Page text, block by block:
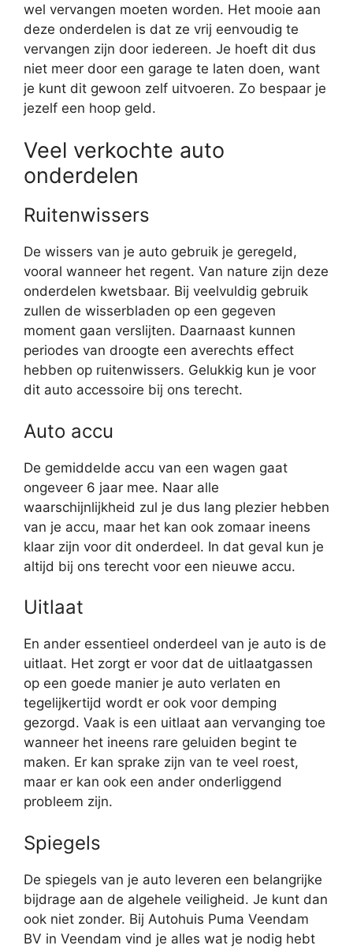
wel vervangen moeten worden. Het mooie aan
deze onderdelen is dat ze vrij eenvoudig te
vervangen zijn door iedereen. Je hoeft dit dus
niet meer door een garage te laten doen, want
je kunt dit gewoon zelf uitvoeren. Zo bespaar je
jezelf een hoop geld.
Veel verkochte auto
onderdelen
Ruitenwissers
De wissers van je auto gebruik je geregeld,
vooral wanneer het regent. Van nature zijn deze
onderdelen kwetsbaar. Bij veelvuldig gebruik
zullen de wisserbladen op een gegeven
moment gaan verslijten. Daarnaast kunnen
periodes van droogte een averechts effect
hebben op ruitenwissers. Gelukkig kun je voor
dit auto accessoire bij ons terecht.
Auto accu
De gemiddelde accu van een wagen gaat
ongeveer 6 jaar mee. Naar alle
waarschijnlijkheid zul je dus lang plezier hebben
van je accu, maar het kan ook zomaar ineens
klaar zijn voor dit onderdeel. In dat geval kun je
altijd bij ons terecht voor een nieuwe accu.
Uitlaat
En ander essentieel onderdeel van je auto is de
uitlaat. Het zorgt er voor dat de uitlaatgassen
op een goede manier je auto verlaten en
tegelijkertijd wordt er ook voor demping
gezorgd. Vaak is een uitlaat aan vervanging toe
wanneer het ineens rare geluiden begint te
maken. Er kan sprake zijn van te veel roest,
maar er kan ook een ander onderliggend
probleem zijn.
Spiegels
De spiegels van je auto leveren een belangrijke
bijdrage aan de algehele veiligheid. Je kunt dan
ook niet zonder. Bij Autohuis Puma Veendam
BV in Veendam vind je alles wat je nodig hebt